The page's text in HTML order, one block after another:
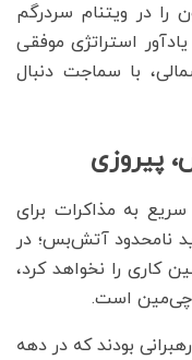
در ویتنام سردرگم
استراتژی موفقی
با سماجت دنبال
پیروزی
به مذاکرات برای
نامحدود آتش‌بس؛ در
کاری را نخواهد کرد،
چی‌مین است.
بودند که در دهه